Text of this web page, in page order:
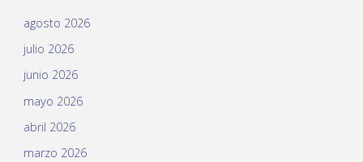
agosto 2026
julio 2026
junio 2026
mayo 2026
abril 2026
marzo 2026